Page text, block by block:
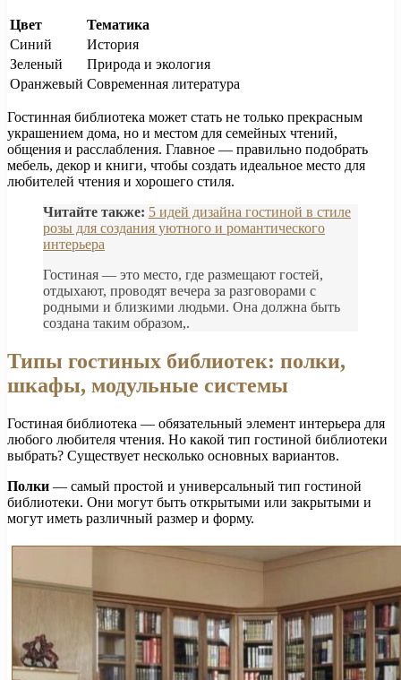
Цвет
Тематика
Синий
История
Зеленый
Природа и экология
Оранжевый Современная литература
Гостинная библиотека может стать не только прекрасным
украшением дома, но и местом для семейных чтений,
общения и расслабления. Главное — правильно подобрать
мебель, декор и книги, чтобы создать идеальное место для
любителей чтения и хорошего стиля.
Читайте также: 5 идей дизайна гостиной в стиле
розы для создания уютного и романтического
интерьера
Гостиная — это место, где размещают гостей,
отдыхают, проводят вечера за разговорами с
родными и близкими людьми. Она должна быть
создана таким образом,.
Типы гостиных библиотек: полки,
шкафы, модульные системы
Гостиная библиотека — обязательный элемент интерьера для
любого любителя чтения. Но какой тип гостиной библиотеки
выбрать? Существует несколько основных вариантов.
Полки — самый простой и универсальный тип гостиной
библиотеки. Они могут быть открытыми или закрытыми и
могут иметь различный размер и форму.